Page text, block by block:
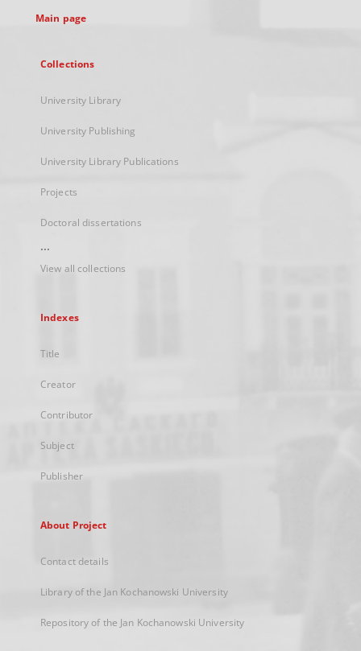
Main page
Collections
University Library
University Publishing
University Library Publications
Projects
Doctoral dissertations
...
View all collections
Indexes
Title
Creator
Contributor
Subject
Publisher
About Project
Contact details
Library of the Jan Kochanowski University
Repository of the Jan Kochanowski University